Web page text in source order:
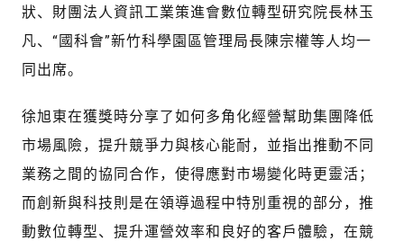
狀、財團法人資訊工業策進會數位轉型研究院長林玉
凡、“國科會”新竹科學園區管理局長陳宗權等人均一
同出席。
徐旭東在獲獎時分享了如何多角化經營幫助集團降低
市場風險，提升競爭力與核心能耐，並指出推動不同
業務之間的協同合作，使得應對市場變化時更靈活；
而創新與科技則是在領導過程中特別重視的部分，推
動數位轉型、提升運營效率和良好的客戶體驗，在競